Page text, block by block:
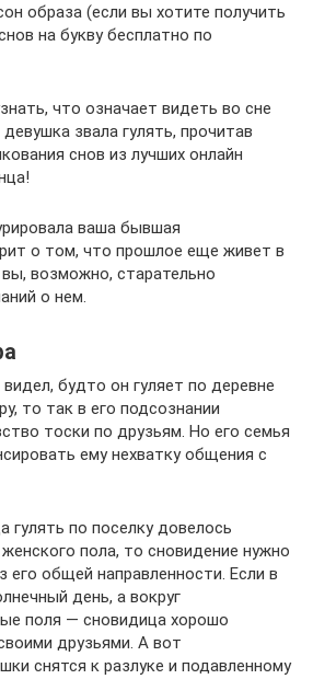
образа (если вы хотите получить
на букву бесплатно по
что означает видеть во сне
звала гулять, прочитав
снов из лучших онлайн
ваша бывшая
о том, что прошлое еще живет в
возможно, старательно
о нем.
будто он гуляет по деревне
то так в его подсознании
тоски по друзьям. Но его семья
ему нехватку общения с
гулять по поселку довелось
пола, то сновидение нужно
его общей направленности. Если в
день, а вокруг
поля — сновидица хорошо
друзьями. А вот
снятся к разлуке и подавленному